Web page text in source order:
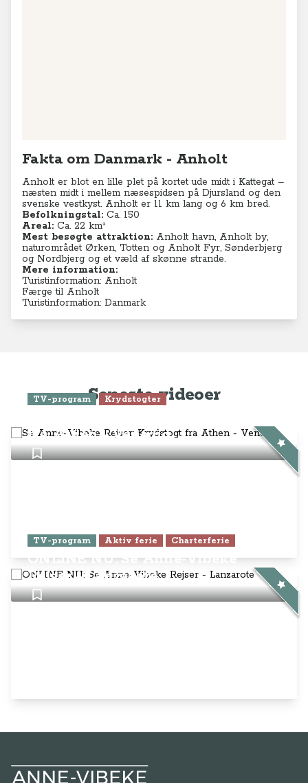
Fakta om Danmark - Anholt
Anholt er blot en lille plet på kortet ude midt i Kattegat –
næsten midt i mellem næsespidsen på Djursland og den
svenske vestkyst. Anholt er 11 km lang og 6 km bred.
Befolkningstal: Ca. 150
Areal: Ca. 22 km²
Mest besøgte attraktion: Anholt havn, Anholt by,
naturområdet Ørken, Totten og Anholt Fyr, Sønderbjerg
og Nordbjerg og et væld af skønne strande.
Mere information:
Turistinformation: Anholt
Færge til Anholt
Turistinformation: Danmark
Seneste videoer
TV-program Krydstogter
fra Athen - Venedig
TV-program Aktiv ferie Charterferie
ONLINE NU: Se Anne-Vibeke
Rejser - Lanzarote